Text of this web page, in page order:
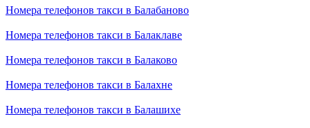
Номера телефонов такси в Балабаново
Номера телефонов такси в Балаклаве
Номера телефонов такси в Балаково
Номера телефонов такси в Балахне
Номера телефонов такси в Балашихе